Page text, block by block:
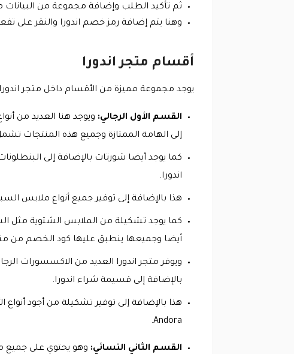
ثم تأكيد الطلب وإضافة مجموعة من
وهنا يتم إضافة رمز خصم اندورا والنقر على
أقسام متجر اندورا
يوجد مجموعة مميزة من الأقسام داخل متجر
القسم الأول الرجالي: ويوجد هنا العديد من
إلى الهامة الممتازة وجميع هذه المنتجات
كما يوجد أيضا شورتات بالإضافة إلى
اندورا.
هذا بالإضافة إلى توفير جميع أنواع ملابس
كما يوجد تشكيلة من الملابس الشتوية مثل
أيضا وجميعها ينطبق عليها كود الخصم من
ويوفر متجر اندورا العديد من الاكسسورات
بالإضافة إلى قسيمة شراء اندورا.
هذا بالإضافة إلى توفير تشكيلة من أجود
Andora.
القسم الثاني النسائي: وهو يحتوي على جميع